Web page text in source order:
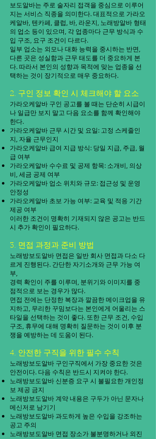
보도알바는 주로 술자리 접객을 중심으로 이루어
지는 서비스 직종을 의미한다. 대표적으로 가라오
케알바, 텐카페, 클럽, 바, 라운지, 노래방알바 형태
의 업소 등이 있으며, 각 업종마다 근무 방식과 수
입 구조, 요구 조건이 다르다.
일부 업소는 외모나 대화 능력을 중시하는 반면,
다른 곳은 성실함과 근무 태도를 더 중요하게 본
다. 따라서 본인의 성향과 목적에 맞는 업종을 선
택하는 것이 장기적으로 매우 중요하다.
2. 구인 정보 확인 시 체크해야 할 요소
가라오케알바 구인 공고를 볼 때는 단순히 시급이
나 일급만 보지 말고 다음 요소를 함께 확인해야
한다.
가라오케알바 근무 시간 및 요일: 고정 스케줄인
지, 자율 근무인지
가라오케알바 급여 지급 방식: 당일 지급, 주급, 월
급 여부
가라오케알바 수수료 및 공제 항목: 소개비, 의상
비, 세금 공제 여부
가라오케알바 업소 위치와 규모: 접근성 및 운영
안정성
가라오케알바 초보 가능 여부: 교육 및 적응 기간
제공 여부
이러한 조건이 명확히 기재되지 않은 공고는 반드
시 추가 확인이 필요하다.
3. 면접 과정과 준비 방법
노래방보도알바 면접은 일반 회사 면접과 다소 다
르게 진행된다. 간단한 자기소개와 근무 가능 여
부,
경력 확인이 주를 이루며, 분위기와 이미지를 중
점적으로 보는 경우가 많다.
면접 전에는 단정한 복장과 깔끔한 메이크업을 유
지하고, 무리한 꾸밈보다는 본인에게 어울리는 스
타일을 선택하는 것이 좋다. 또한 근무 조건, 수입
구조, 휴무에 대해 명확히 질문하는 것이 이후 분
쟁을 예방하는 데 도움이 된다.
4. 안전한 구직을 위한 필수 수칙
노래방보도알바 구인구직에서 가장 중요한 것은
안전이다. 다음 수칙은 반드시 지켜야 한다.
노래방보도알바 신분증 요구 시 불필요한 개인정
보 제공 금지
노래방보도알바 계약 내용은 구두가 아닌 문자나
메신저로 남기기
노래방보도알바 과도하게 높은 수입을 강조하는
공고 주의
노래방보도알바 면접 장소가 불분명하거나 외진